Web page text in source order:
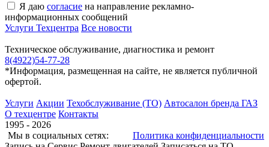
Я даю согласие на направление рекламно-
информационных сообщений
Услуги Техцентра Все новости
Техническое обслуживание, диагностика и ремонт
8(4922)54-77-28
*Информация, размещенная на сайте, не является публичной
офертой.
Услуги Акции Техобслуживание (ТО) Автосалон бренда ГАЗ
О техцентре Контакты
1995 - 2026
Мы в социальных сетях:
Политика конфиденциальности